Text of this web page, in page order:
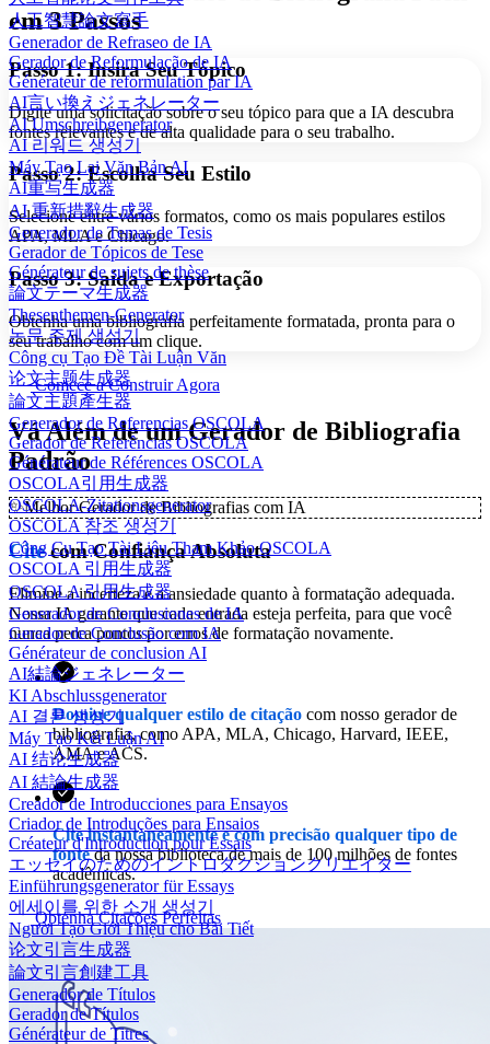
人工智慧論文寫手
Generador de Refraseo de IA
Gerador de Reformulação de IA
Générateur de reformulation par IA
AI言い換えジェネレーター
AI Umschreibgenerator
AI 리워드 생성기
Máy Tạo Lại Văn Bản AI
AI重写生成器
AI 重新措辭生成器
Generador de Temas de Tesis
Gerador de Tópicos de Tese
Générateur de sujets de thèse
論文テーマ生成器
Thesenthemen-Generator
논문 주제 생성기
Công cụ Tạo Đề Tài Luận Văn
论文主题生成器
論文主題產生器
Generador de Referencias OSCOLA
Gerador de Referências OSCOLA
Générateur de Références OSCOLA
OSCOLA引用生成器
OSCOLA-Zitationsgenerator
OSCOLA 참조 생성기
Công Cụ Tạo Tài Liệu Tham Khảo OSCOLA
OSCOLA 引用生成器
OSCOLA 引用生成器
Generador de Conclusiones de IA
Gerador de Conclusão com IA
Générateur de conclusion AI
AI結論ジェネレーター
KI Abschlussgenerator
AI 결론 생성기
Máy Tạo Kết Luận AI
AI 结论生成器
AI 結論生成器
Creador de Introducciones para Ensayos
Criador de Introduções para Ensaios
Créateur d'Introduction pour Essais
エッセイのためのイントロダクションクリエイター
Einführungsgenerator für Essays
에세이를 위한 소개 생성기
Người Tạo Giới Thiệu cho Bài Tiết
论文引言生成器
論文引言創建工具
Generador de Títulos
Gerador de Títulos
Générateur de Titres
em 3 Passos
Passo 1: Insira Seu Tópico
Digite uma solicitação sobre o seu tópico para que a IA descubra
fontes relevantes e de alta qualidade para o seu trabalho.
Passo 2: Escolha Seu Estilo
Selecione entre vários formatos, como os mais populares estilos
APA, MLA e Chicago.
Passo 3: Saída e Exportação
Obtenha uma bibliografia perfeitamente formatada, pronta para o
seu trabalho com um clique.
Comece a Construir Agora
Vá Além de um Gerador de Bibliografia
Padrão
✨Melhor Gerador de Bibliografias com IA
Citecom Confiança Absoluta
Elimine a incerteza e a ansiedade quanto à formatação adequada.
Nossa IA garante que cada entrada esteja perfeita, para que você
nunca perca pontos por erros de formatação novamente.
Domine qualquer estilo de citação com nosso gerador de
bibliografia, como APA, MLA, Chicago, Harvard, IEEE,
AMA e ACS.
Cite instantaneamente e com precisão qualquer tipo de
fonteda nossa biblioteca de mais de 100 milhões de fontes
acadêmicas.
Obtenha Citações Perfeitas